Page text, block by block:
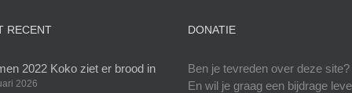
RECENT
2022 Koko ziet er brood in
2026
DONATIE
Ben je tevreden over deze site?
En wil je graag een bijdrage